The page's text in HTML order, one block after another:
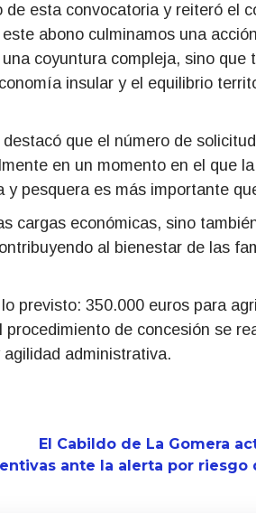
esta convocatoria y reiteró el
abono culminamos una
coyuntura compleja, sino que
insular y el equilibrio
que el número de
en un momento en el que la
pesquera es más importante
cargas económicas, sino
al bienestar de las
previsto: 350.000 euros para
de concesión se
administrativa.
El Cabildo de La Gomera
ante la alerta por riesgo